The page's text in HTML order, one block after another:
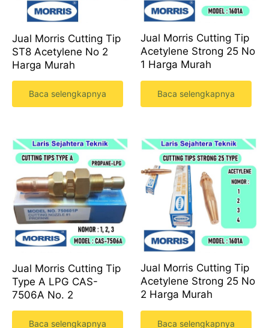
Jual Morris Cutting Tip
ST8 Acetylene No 2
Harga Murah
Baca selengkapnya
Jual Morris Cutting Tip
Acetylene Strong 25 No
1 Harga Murah
Baca selengkapnya
Jual Morris Cutting Tip
Type A LPG CAS-
7506A No. 2
Baca selengkapnya
Jual Morris Cutting Tip
Acetylene Strong 25 No
2 Harga Murah
Baca selengkapnya